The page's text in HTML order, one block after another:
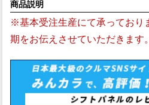
商品説明
※基本受注生産にて承っており
期をお伝えさせていただきます。